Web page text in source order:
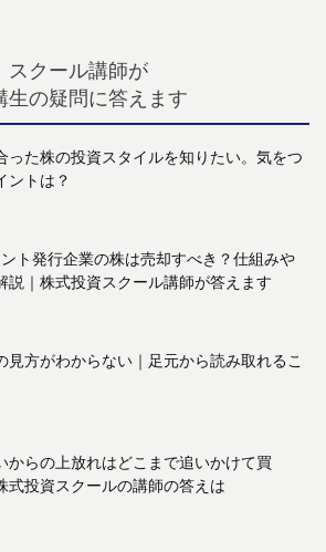
スクール講師が
生の疑問に答えます
った株の投資スタイルを知りたい。気をつ
ントは？
ト発行企業の株は売却すべき？仕組みや
説｜株式投資スクール講師が答えます
見方がわからない｜足元から読み取れるこ
からの上放れはどこまで追いかけて買
投資スクールの講師の答えは